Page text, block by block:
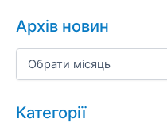
Архів новин
Категорії